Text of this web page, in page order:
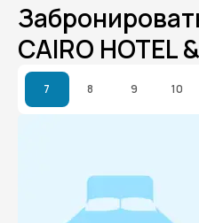
CAIRO HOTEL
7 8 9 10